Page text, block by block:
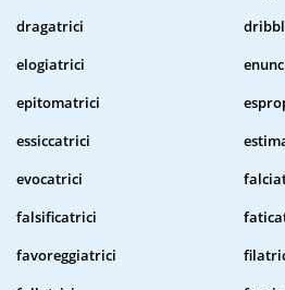
dragatrici
elogiatrici
epitomatrici
essiccatrici
evocatrici
falsificatrici
favoreggiatrici